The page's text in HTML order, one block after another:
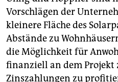
Vorschlägen der
kleinere Fläche des
Abstände zu
die Möglichkeit für
finanziell an dem Projekt
Zinszahlungen zu